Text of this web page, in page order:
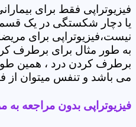
فیزیوتراپی فقط برای
یا دچار شکستگی در یک
نیست،فیزیوتراپی برای
به طور مثال برای برطرف
برطرف کردن درد ، همین
می باشد و تنفس میتوان از
فیزیوتراپی بدون مراجعه به